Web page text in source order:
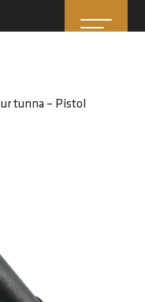
tunna – Pistol